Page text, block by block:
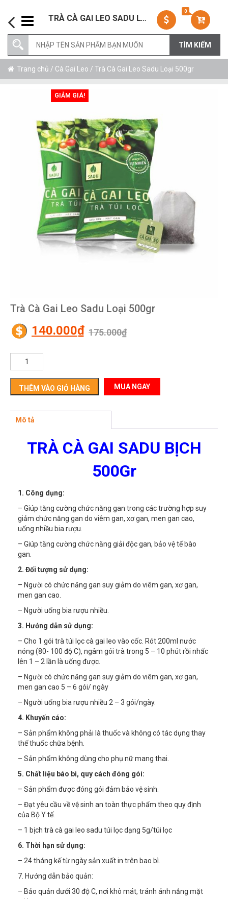
TRÀ CÀ GAI LEO SADU LOẠI 500GR
0
Trang chủ / Cà Gai Leo / Trà Cà Gai Leo Sadu Loại 500gr
GIẢM GIÁ!
Trà Cà Gai Leo Sadu Loại 500gr
175.000₫Giá
175.000₫.
140.000₫
Giá
là:
140.000₫.
Gai
Leo
500gr
THÊM VÀO GIỎ HÀNG
Mô tả
TRÀ CÀ GAI SADU BỊCH
500Gr
1. Công dụng:
– Giúp tăng cường chức năng gan trong các trường hợp suy
giảm chức năng gan do viêm gan, xơ gan, men gan cao,
uống nhiều bia rượu.
– Giúp tăng cường chức năng giải độc gan, bảo vệ tế bào
gan.
2. Đối tượng sử dụng:
– Người có chức năng gan suy giảm do viêm gan, xơ gan,
men gan cao.
– Người uống bia rượu nhiều.
3. Hướng dẫn sử dụng:
– Cho 1 gói trà túi lọc cà gai leo vào cốc. Rót 200ml nước
nóng (80- 100 độ C), ngâm gói trà trong 5 – 10 phút rồi nhấc
lên 1 – 2 lần là uống được.
– Người có chức năng gan suy giảm do viêm gan, xơ gan,
men gan cao 5 – 6 gói/ ngày
– Người uống bia rượu nhiều 2 – 3 gói/ngày.
4. Khuyến cáo:
– Sản phẩm không phải là thuốc và không có tác dụng thay
thế thuốc chữa bệnh.
– Sản phẩm không dùng cho phụ nữ mang thai.
5. Chất liệu báo bì, quy cách đóng gói:
– Sản phẩm được đóng gói đảm bảo vệ sinh.
– Đạt yêu cầu về vệ sinh an toàn thực phẩm theo quy định
của Bộ Y tế.
– 1 bịch trà cà gai leo sadu túi lọc dạng 5g/túi lọc
6. Thời hạn sử dụng:
– 24 tháng kế từ ngày sản xuất in trên bao bì.
7. Hướng dẫn bảo quản:
– Bảo quản dưới 30 độ C, nơi khô mát, tránh ánh nắng mặt